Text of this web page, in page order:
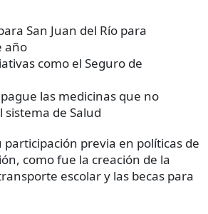
San Juan del Río para
año
como el Seguro de
las medicinas que no
de Salud
participación previa en políticas de
como fue la creación de la
escolar y las becas para